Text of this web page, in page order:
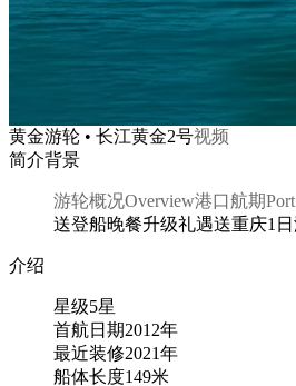
黄金游轮 • 长江黄金2号视频
简介背景
游轮概况Overview港口航期
送登船晚餐升级礼遇送重庆1
介绍
星级5星
首航日期2012年
最近装修2021年
船体长度149米